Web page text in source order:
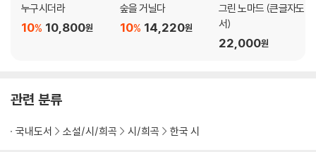
누구시더라
10,800원
10%
숲을 거닐다
14,220원
10%
그린 노마드 (큰글자도
서)
22,000원
관련 분류
국내도서 소설/시/희곡 시/희곡 한국 시